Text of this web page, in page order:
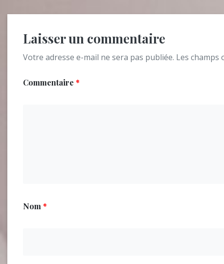
Laisser un commentaire
Votre adresse e-mail ne sera pas publiée. Les champs
Commentaire *
Nom *